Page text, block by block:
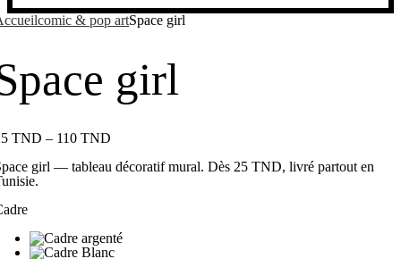
comic & pop artSpace girl
girl
TND – 110 TND
girl — tableau décoratif mural. Dès 25 TND, livré partout en